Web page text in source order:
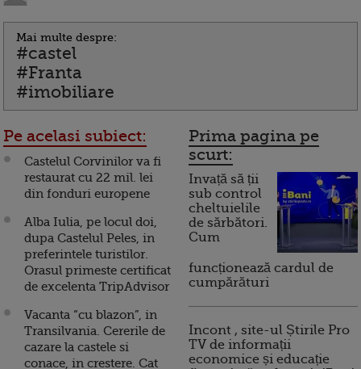
Mai multe despre:
#castel
#Franta
#imobiliare
Pe acelasi subiect:
Castelul Corvinilor va fi
restaurat cu 22 mil. lei
din fonduri europene
Alba Iulia, pe locul doi,
dupa Castelul Peles, in
preferintele turistilor.
Orasul primeste certificat
de excelenta TripAdvisor
Vacanta “cu blazon”, in
Transilvania. Cererile de
cazare la castele si
conace, in crestere. Cat
Prima pagina pe
scurt:
Invață să ții
sub control
cheltuielile
de sărbători.
Cum
funcționează cardul de
cumpărături
Incont , site-ul Știrile Pro
TV de informații
economice și educație